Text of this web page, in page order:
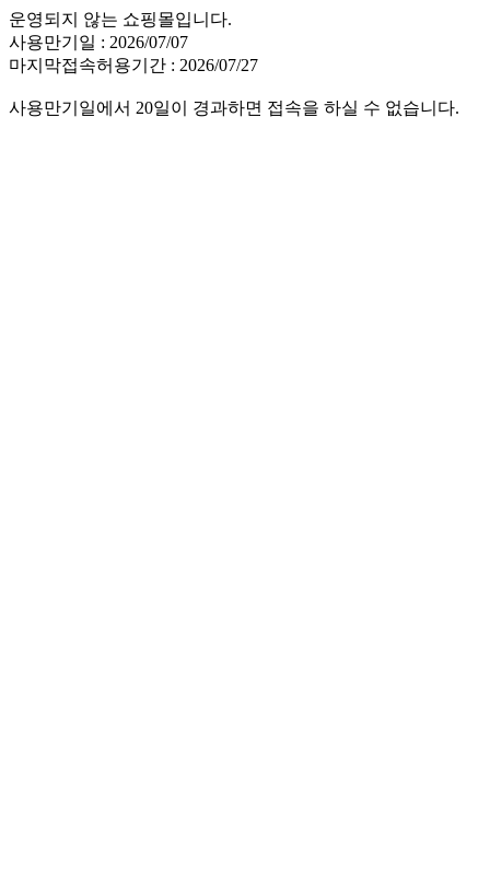
운영되지 않는 쇼핑몰입니다.
사용만기일 : 2026/07/07
마지막접속허용기간 : 2026/07/27
사용만기일에서 20일이 경과하면 접속을 하실 수 없습니다.